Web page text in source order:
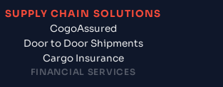
SUPPLY CHAIN SOLUTIONS
CogoAssured
Door to Door Shipments
Cargo Insurance
FINANCIAL SERVICES